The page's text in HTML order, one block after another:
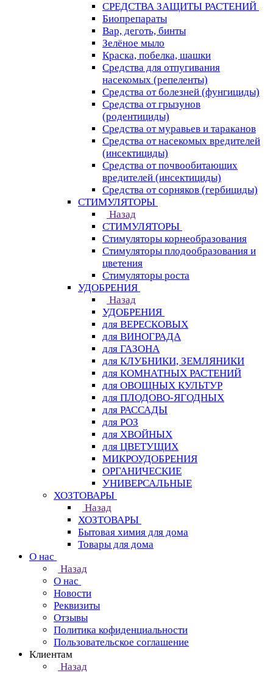
СРЕДСТВА ЗАЩИТЫ РАСТЕНИЙ
Биопрепараты
Вар, деготь, бинты
Зелёное мыло
Краска, побелка, шашки
Средства для отпугивания
насекомых (репеленты)
Средства от болезней (фунгициды)
Средства от грызунов
(родентициды)
Средства от муравьев и тараканов
Средства от насекомых вредителей
(инсектициды)
Средства от почвообитающих
вредителей (инсектициды)
Средства от сорняков (гербициды)
СТИМУЛЯТОРЫ
Назад
СТИМУЛЯТОРЫ
Стимуляторы корнеобразования
Стимуляторы плодообразования и
цветения
Стимуляторы роста
УДОБРЕНИЯ
Назад
УДОБРЕНИЯ
для ВЕРЕСКОВЫХ
для ВИНОГРАДА
для ГАЗОНА
для КЛУБНИКИ, ЗЕМЛЯНИКИ
для КОМНАТНЫХ РАСТЕНИЙ
для ОВОЩНЫХ КУЛЬТУР
для ПЛОДОВО-ЯГОДНЫХ
для РАССАДЫ
для РОЗ
для ХВОЙНЫХ
для ЦВЕТУЩИХ
МИКРОУДОБРЕНИЯ
ОРГАНИЧЕСКИЕ
УНИВЕРСАЛЬНЫЕ
ХОЗТОВАРЫ
Назад
ХОЗТОВАРЫ
Бытовая химия для дома
Товары для дома
О нас
Назад
О нас
Новости
Реквизиты
Отзывы
Политика кофиденциальности
Пользовательское соглашение
Клиентам
Назад